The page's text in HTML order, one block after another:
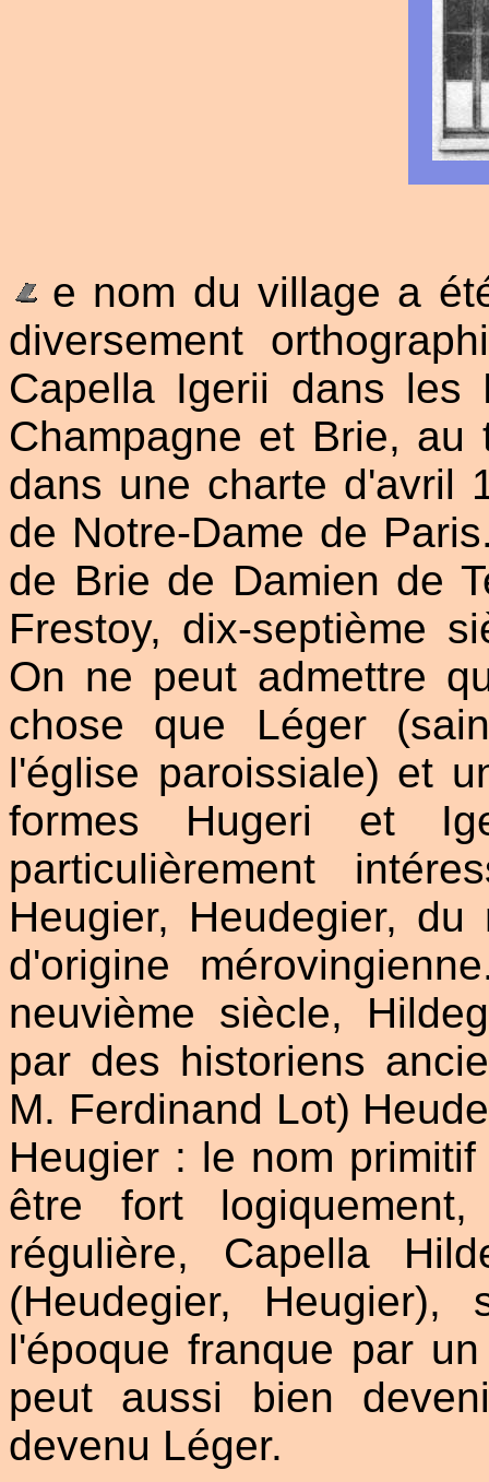
e nom du village a
diversement
Capella Igerii dans
Champagne et Brie, au
dans une charte d'avril
de Notre-Dame de
de Brie de Damien de
Frestoy, dix-septième
On ne peut admettre
chose que Léger
l'église paroissiale) et
formes Hugeri et
particulièrement
Heugier, Heudegier,
d'origine
neuvième siècle,
par des historiens
M. Ferdinand Lot)
Heugier : le nom
être fort
régulière, Capella
(Heudegier,
l'époque franque par
peut aussi bien
devenu Léger.